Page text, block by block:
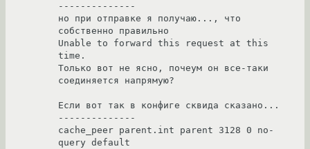
--------------
но при отправке я получаю..., что
собственно правильно
Unable to forward this request at this
time.
Только вот не ясно, почеум он все-таки
соединяется напрямую?
Если вот так в конфиге сквида сказано...
--------------
cache_peer parent.int parent 3128 0 no-
query default